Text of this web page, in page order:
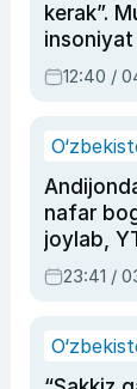
kerak”.
insoniyat
olmay
12:40 /
nafar
joylab,
ayolga
23:41 /